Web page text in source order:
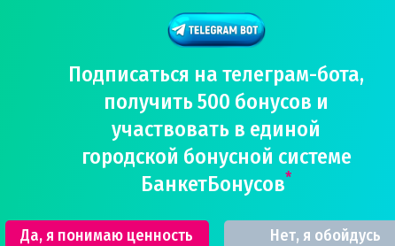
Подписаться на телеграм-бота,
получить 500 бонусов и
участвовать в единой
городской бонусной системе
БанкетБонусов*
Да, я понимаю ценность Нет, я обойдусь